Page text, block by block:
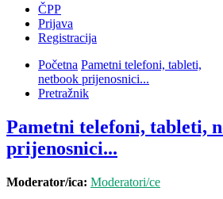
ČPP
Prijava
Registracija
Početna Pametni telefoni, tableti,
netbook prijenosnici...
Pretražnik
Pametni telefoni, tableti,
prijenosnici...
Moderator/ica: Moderatori/ce